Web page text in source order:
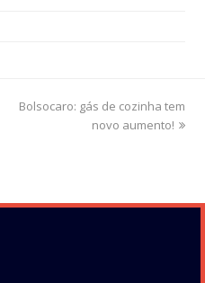
next
Bolsocaro: gás de cozinha tem
novo aumento!